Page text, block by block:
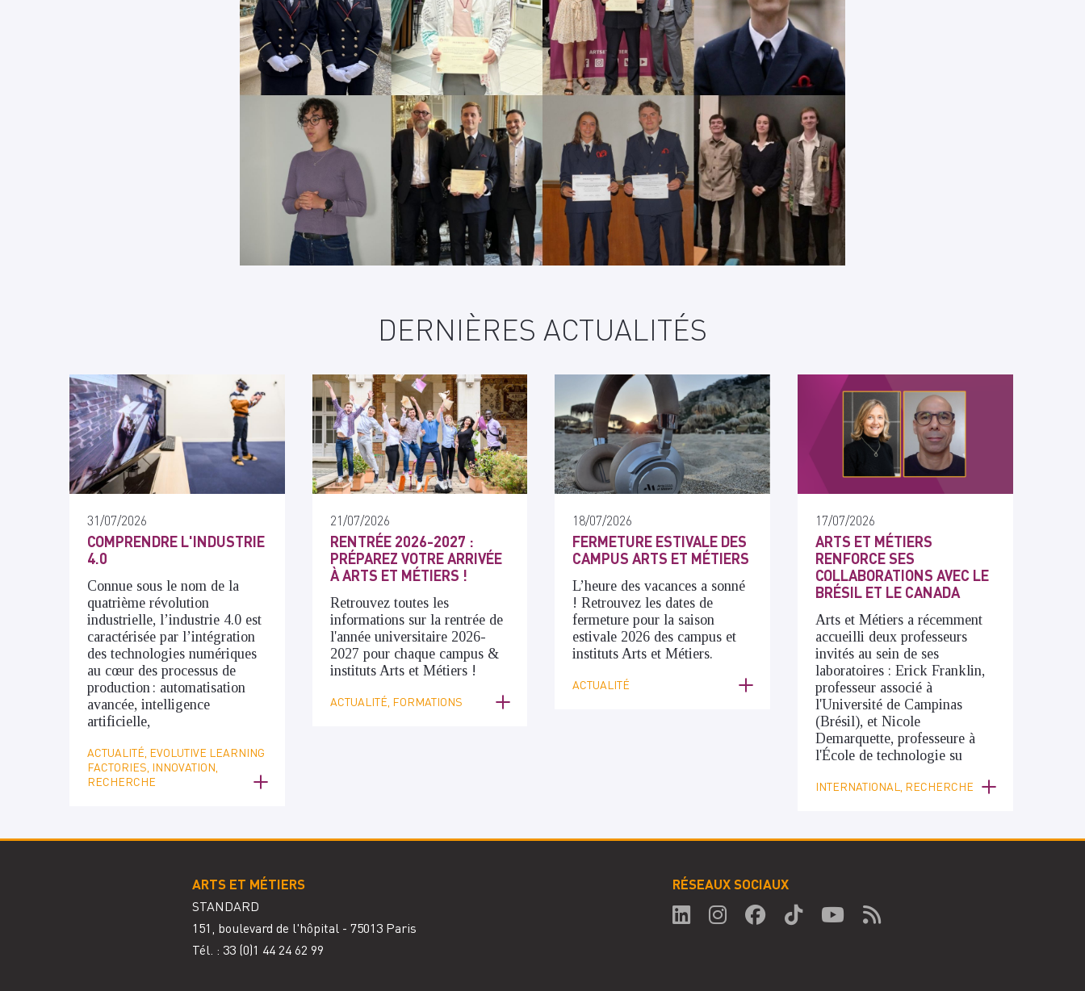
DERNIÈRES ACTUALITÉS
31/07/2026
COMPRENDRE L'INDUSTRIE
4.0
Connue sous le nom de la
quatrième révolution
industrielle, l’industrie 4.0 est
caractérisée par l’intégration
des technologies numériques
au cœur des processus de
production : automatisation
avancée, intelligence
artificielle,
ACTUALITÉ, EVOLUTIVE LEARNING
FACTORIES, INNOVATION,
RECHERCHE
21/07/2026
RENTRÉE 2026-2027 :
PRÉPAREZ VOTRE ARRIVÉE
À ARTS ET MÉTIERS !
Retrouvez toutes les
informations sur la rentrée de
l'année universitaire 2026-
2027 pour chaque campus &
instituts Arts et Métiers !
ACTUALITÉ, FORMATIONS
18/07/2026
FERMETURE ESTIVALE DES
CAMPUS ARTS ET MÉTIERS
L’heure des vacances a sonné
! Retrouvez les dates de
fermeture pour la saison
estivale 2026 des campus et
instituts Arts et Métiers.
ACTUALITÉ
17/07/2026
ARTS ET MÉTIERS
RENFORCE SES
COLLABORATIONS AVEC LE
BRÉSIL ET LE CANADA
Arts et Métiers a récemment
accueilli deux professeurs
invités au sein de ses
laboratoires : Erick Franklin,
professeur associé à
l'Université de Campinas
(Brésil), et Nicole
Demarquette, professeure à
l'École de technologie su
INTERNATIONAL, RECHERCHE
ARTS ET MÉTIERS
STANDARD
151, boulevard de l'hôpital - 75013 Paris
Tél. : 33 (0)1 44 24 62 99
RÉSEAUX SOCIAUX